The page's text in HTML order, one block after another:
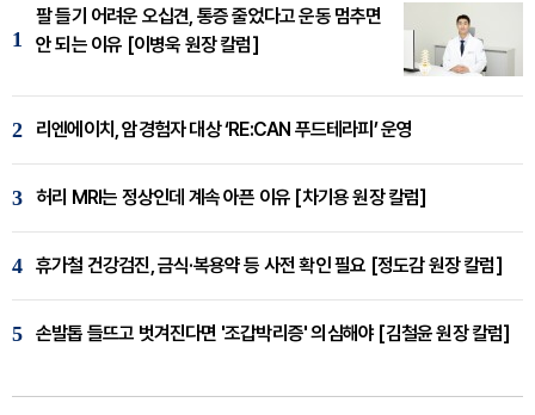
1
팔 들기 어려운 오십견, 통증 줄었다고 운동 멈추면
안 되는 이유 [이병욱 원장 칼럼]
2 리엔에이치, 암경험자 대상 ‘RE:CAN 푸드테라피’ 운영
3 허리 MRI는 정상인데 계속 아픈 이유 [차기용 원장 칼럼]
4 휴가철 건강검진, 금식·복용약 등 사전 확인 필요 [정도감 원장 칼럼]
5 손발톱 들뜨고 벗겨진다면 '조갑박리증' 의심해야 [김철윤 원장 칼럼]